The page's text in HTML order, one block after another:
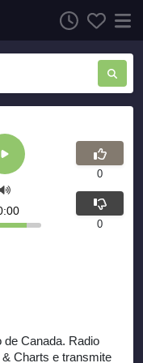
Canada. Radio
Charts e transmite
0
0